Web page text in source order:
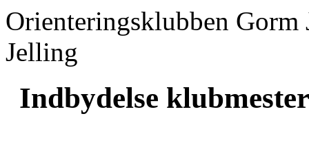
Orienteringsklubben
Jelling
Indbydelse